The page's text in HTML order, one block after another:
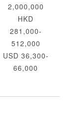
2,000,000
HKD
281,000-
512,000
USD 36,300-
66,000